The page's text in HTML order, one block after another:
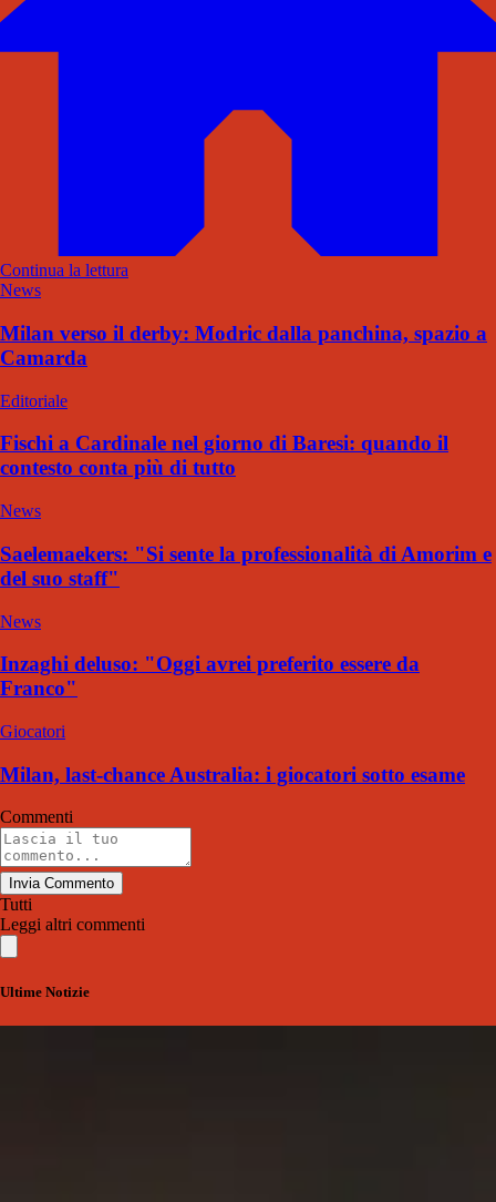
Continua la lettura
News
Milan verso il derby: Modric dalla panchina, spazio a
Camarda
Editoriale
Fischi a Cardinale nel giorno di Baresi: quando il
contesto conta più di tutto
News
Saelemaekers: "Si sente la professionalità di Amorim e
del suo staff"
News
Inzaghi deluso: "Oggi avrei preferito essere da
Franco"
Giocatori
Milan, last-chance Australia: i giocatori sotto esame
Commenti
Invia Commento
Tutti
Leggi altri commenti
Ultime Notizie